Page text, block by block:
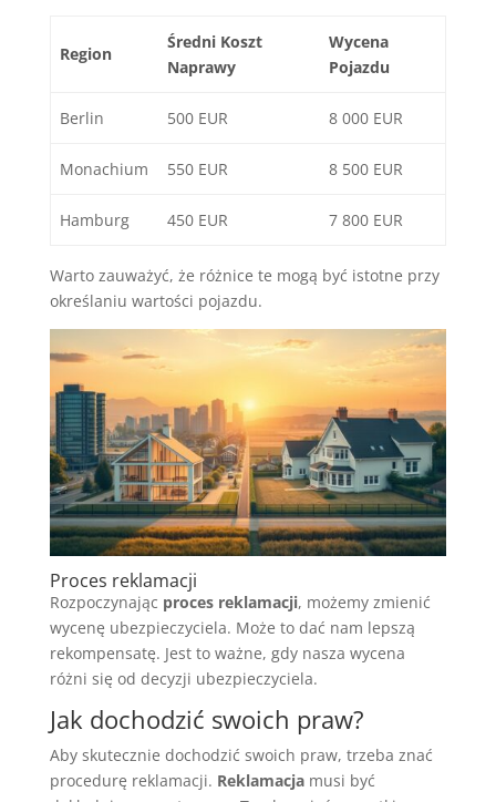
Region
Średni Koszt
Naprawy
Wycena
Pojazdu
Berlin 500 EUR 8 000 EUR
Monachium 550 EUR 8 500 EUR
Hamburg 450 EUR 7 800 EUR
Warto zauważyć, że różnice te mogą być istotne przy
określaniu wartości pojazdu.
Proces reklamacji
Rozpoczynając proces reklamacji, możemy zmienić
wycenę ubezpieczyciela. Może to dać nam lepszą
rekompensatę. Jest to ważne, gdy nasza wycena
różni się od decyzji ubezpieczyciela.
Jak dochodzić swoich praw?
Aby skutecznie dochodzić swoich praw, trzeba znać
procedurę reklamacji. Reklamacjamusi być